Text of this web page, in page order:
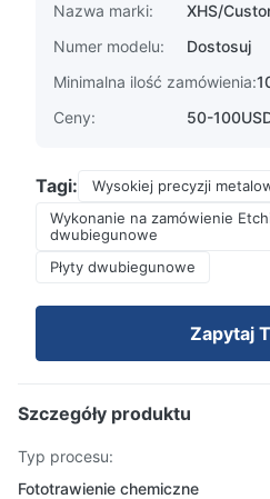
Nazwa marki:
XHS/
Numer modelu:
Dostosuj
Minimalna ilość zamówienia:
Ceny:
50-
Tagi:
Wysokiej precyzji
Wykonanie na zamówienie
dwubiegunowe
Płyty dwubiegunowe
Zapytaj
Szczegóły produktu
Typ procesu:
Fototrawienie chemiczne